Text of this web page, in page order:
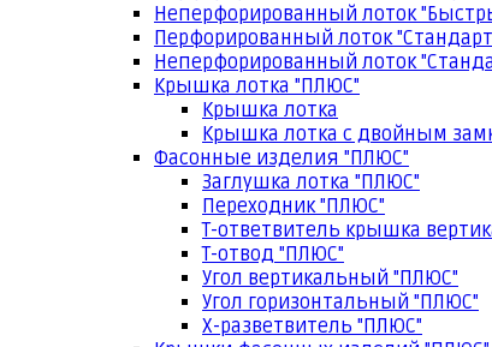
Неперфорированный лоток
Перфорированный лоток
Неперфорированный лоток
Крышка лотка "ПЛЮС"
Крышка лотка
Крышка лотка с двойным
Фасонные изделия "ПЛЮС"
Заглушка лотка "ПЛЮС"
Переходник "ПЛЮС"
Т-ответвитель крышка
Т-отвод "ПЛЮС"
Угол вертикальный "ПЛЮС"
Угол горизонтальный "ПЛЮС"
Х-разветвитель "ПЛЮС"